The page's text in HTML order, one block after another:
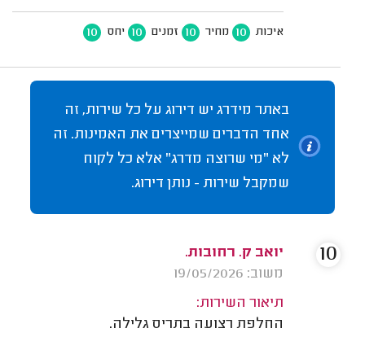
איכות 10 מחיר 10 זמנים 10 יחס 10
באתר מידרג יש דירוג על כל שירות, זה
אחד הדברים שמייצרים את האמינות. זה
לא "מי שרוצה מדרג" אלא כל לקוח
שמקבל שירות - נותן דירוג.
יואב ק. רחובות.
משוב: 19/05/2026
תיאור השירות:
החלפת רצועה בתריס גלילה.
10